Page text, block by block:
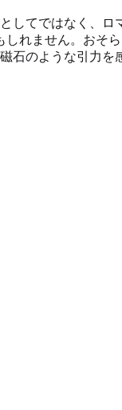
てではなく、
しれません。おそ
のような引力